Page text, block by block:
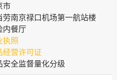
市
劳南京禄口机场第一航站楼
内餐厅
执照
经营许可证
安全监督量化分级